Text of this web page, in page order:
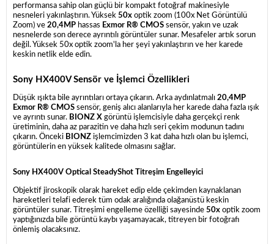
performansa sahip olan güçlü bir kompakt fotoğraf makinesiyle
nesneleri yakınlaştırın. Yüksek 50x optik zoom (100x Net Görüntülü
Zoom) ve 20,4MP hassas Exmor R® CMOS sensör, yakın ve uzak
nesnelerde son derece ayrıntılı görüntüler sunar. Mesafeler artık sorun
değil. Yüksek 50x optik zoom'la her şeyi yakınlaştırın ve her karede
keskin netlik elde edin.
Sony HX400V Sensör ve İşlemci Özellikleri
Düşük ışıkta bile ayrıntıları ortaya çıkarın. Arka aydınlatmalı 20,4MP
Exmor R® CMOS sensör, geniş alıcı alanlarıyla her karede daha fazla ışık
ve ayrıntı sunar. BIONZ X görüntü işlemcisiyle daha gerçekçi renk
üretiminin, daha az parazitin ve daha hızlı seri çekim modunun tadını
çıkarın. Önceki BIONZ işlemcimizden 3 kat daha hızlı olan bu işlemci,
görüntülerin en yüksek kalitede olmasını sağlar.
Sony HX400V Optical SteadyShot Titreşim Engelleyici
Objektif jiroskopik olarak hareket edip elde çekimden kaynaklanan
hareketleri telafi ederek tüm odak aralığında olağanüstü keskin
görüntüler sunar. Titreşimi engelleme özelliği sayesinde 50x optik zoom
yaptığınızda bile görüntü kaybı yaşamayacak, titreyen bir fotoğrafı
önlemiş olacaksınız.